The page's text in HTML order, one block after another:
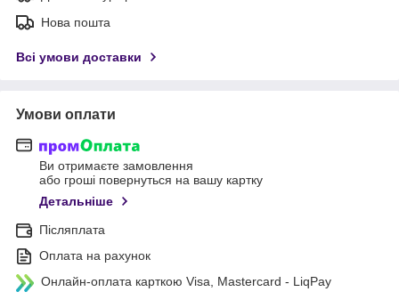
Нова пошта
Всі умови доставки
Умови оплати
Ви отримаєте замовлення
або гроші повернуться на вашу картку
Детальніше
Післяплата
Оплата на рахунок
Онлайн-оплата карткою Visa, Mastercard - LiqPay